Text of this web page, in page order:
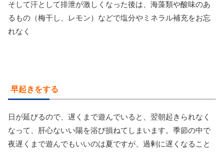
そして汗として排泄が激しくなった後は、海藻類や酸味のあ
るもの（梅干し、レモン）などで塩分やミネラル補充をお忘
れなく
早起きをする
日が延びるので、遅くまで遊んでいると、翌朝起きられなく
なって、肝心ないい陽を浴び損ねてしまいます。季節の中で
夜遅くまで遊んでもいいのは夏ですが、過剰に遅くなること